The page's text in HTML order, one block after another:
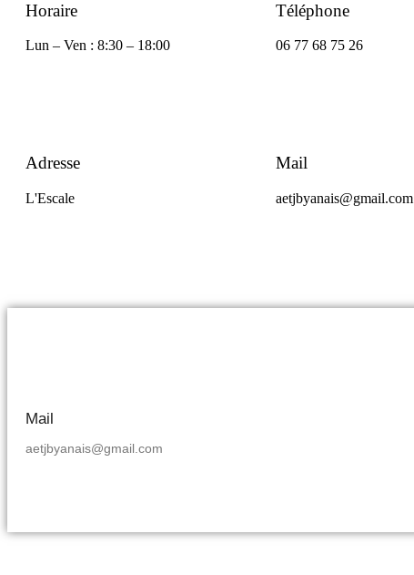
Horaire
Lun – Ven : 8:30 – 18:00
Adresse
L'Escale
Téléphone
06 77 68 75 26
Mail
aetjbyanais@gmail.com
Mail
aetjbyanais@gmail.com